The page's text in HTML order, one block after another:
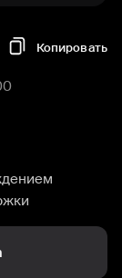
Копировать